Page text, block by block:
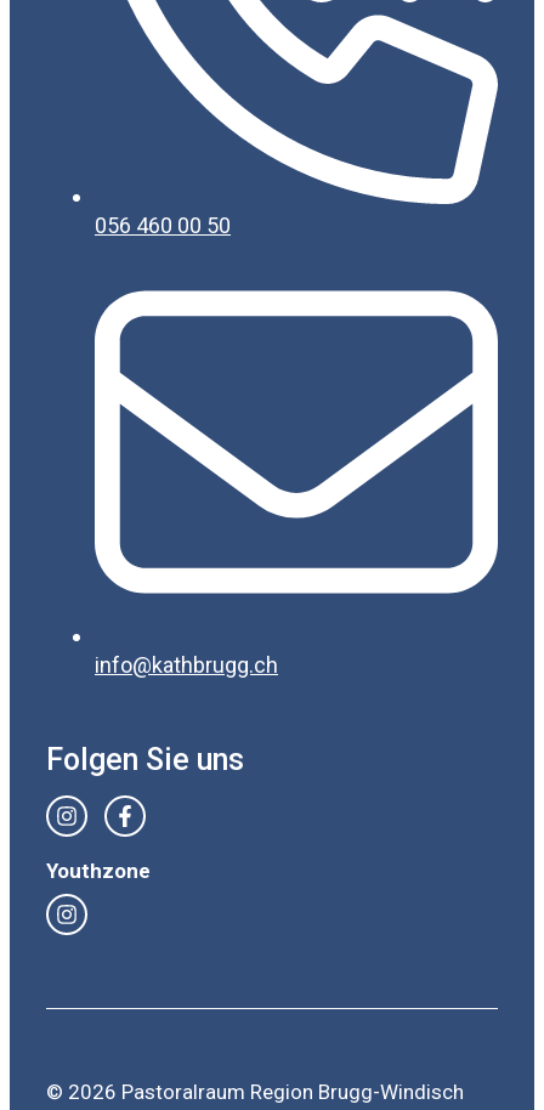
056 460 00 50
info@kathbrugg.ch
Folgen Sie uns
Youthzone
© 2026 Pastoralraum Region Brugg-Windisch